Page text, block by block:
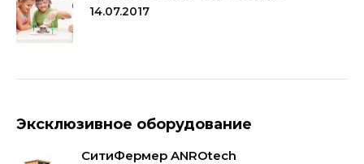
14.07.2017
Эксклюзивное оборудование
СитиФермер ANROtech